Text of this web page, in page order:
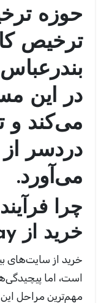
حوزه
ترخیص
در این
می‌کند و
دردسر از
می‌آورد.
چرا
خرید از
خرید از سایت‌های بین‌المللی، اگرچه هیجان‌انگیز و جذاب
است، اما
مهم‌ترین مراحل